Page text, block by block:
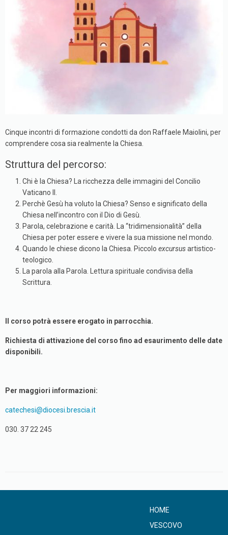
Cinque incontri di formazione condotti da don Raffaele Maiolini, per
comprendere cosa sia realmente la Chiesa.
Struttura del percorso:
Chi è la Chiesa? La ricchezza delle immagini del Concilio
Vaticano II.
Perchè Gesù ha voluto la Chiesa? Senso e significato della
Chiesa nell’incontro con il Dio di Gesù.
Parola, celebrazione e carità. La “tridimensionalità” della
Chiesa per poter essere e vivere la sua missione nel mondo.
Quando le chiese dicono la Chiesa. Piccolo excursusartistico-
teologico
La parola alla Parola. Lettura spirituale condivisa della
Scrittura.
Il corso potrà essere erogato in parrocchia.
Richiesta di attivazione del corso fino ad esaurimento delle date
disponibili.
Per maggiori informazioni:
catechesi@diocesi.brescia.it
030. 37 22 245
HOME
VESCOVO